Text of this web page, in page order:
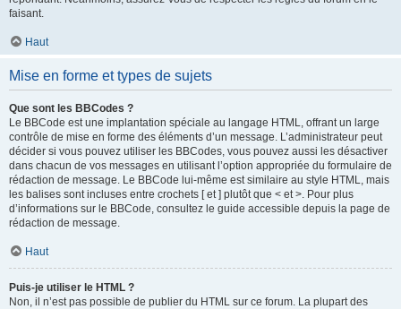
faisant.
Haut
Mise en forme et types de sujets
Que sont les BBCodes ?
Le BBCode est une implantation spéciale au langage HTML, offrant un large
contrôle de mise en forme des éléments d’un message. L’administrateur peut
décider si vous pouvez utiliser les BBCodes, vous pouvez aussi les désactiver
dans chacun de vos messages en utilisant l’option appropriée du formulaire de
rédaction de message. Le BBCode lui-même est similaire au style HTML, mais
les balises sont incluses entre crochets [ et ] plutôt que < et >. Pour plus
d’informations sur le BBCode, consultez le guide accessible depuis la page de
rédaction de message.
Haut
Puis-je utiliser le HTML ?
Non, il n’est pas possible de publier du HTML sur ce forum. La plupart des